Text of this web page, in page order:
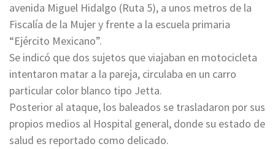
avenida Miguel Hidalgo (Ruta 5), a unos metros de la
Fiscalía de la Mujer y frente a la escuela primaria
“Ejército Mexicano”.
Se indicó que dos sujetos que viajaban en motocicleta
intentaron matar a la pareja, circulaba en un carro
particular color blanco tipo Jetta.
Posterior al ataque, los baleados se trasladaron por sus
propios medios al Hospital general, donde su estado de
salud es reportado como delicado.